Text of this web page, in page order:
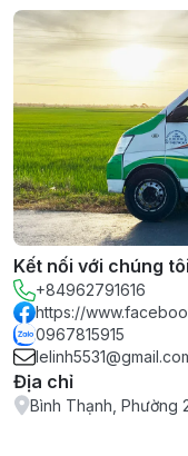
Kết nối với chúng tôi
+84962791616
https://
0967815915
Địa chỉ
Bình Thạnh, Phường